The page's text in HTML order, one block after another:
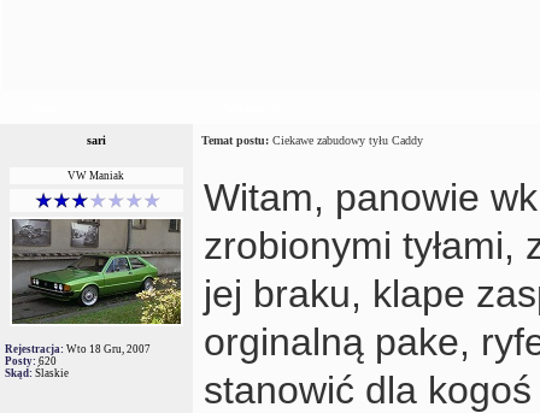
sari Temat postu: Ciekawe zabudowy tyłu Caddy
VW Maniak
Rejestracja: Wto 18 Gru, 2007
Posty: 620
Skąd: Ślaskie
Witam, panowie
zrobionymi tyłami,
jej braku, klape
orginalną pake,
stanowić dla